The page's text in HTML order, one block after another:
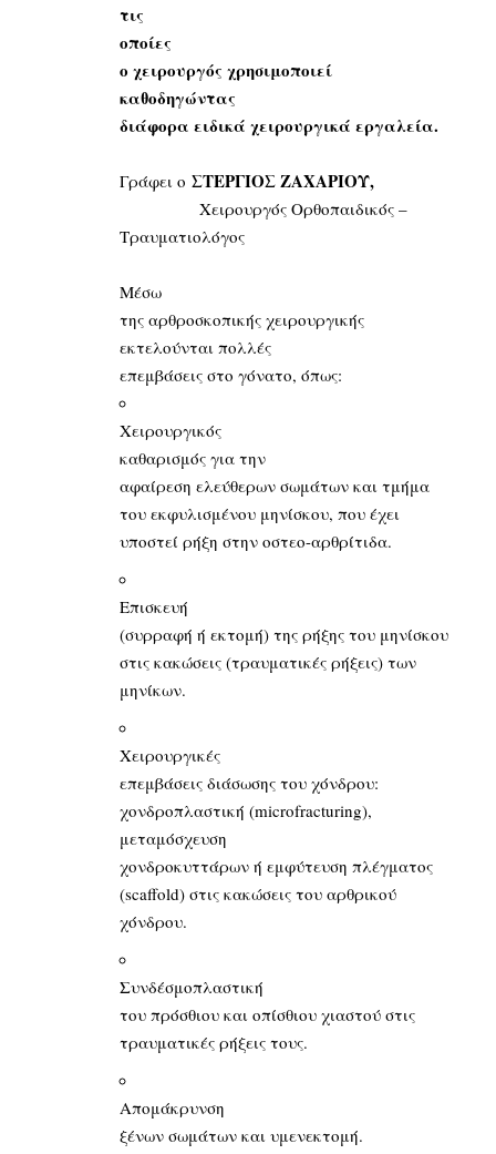
τις
οποίες
ο χειρουργός χρησιμοποιεί
καθοδηγώντας
διάφορα ειδικά χειρουργικά εργαλεία.
Γράφει ο ΣΤΕΡΓΙΟΣ ΖΑΧΑΡΙΟΥ,
Χειρουργός Oρθοπαιδικός –
Τραυματιολόγος
Μέσω
της αρθροσκοπικής χειρουργικής
εκτελούνται πολλές
επεμβάσεις στο γόνατο, όπως:
Χειρουργικός
καθαρισμός για την
αφαίρεση ελεύθερων σωμάτων και τμήμα
του εκφυλισμένου μηνίσκου, που έχει
υποστεί ρήξη στην οστεο-αρθρίτιδα.
Επισκευή
(συρραφή ή εκτομή) της ρήξης του μηνίσκου
στις κακώσεις (τραυματικές ρήξεις) των
μηνίκων.
Χειρουργικές
επεμβάσεις διάσωσης του χόνδρου:
χονδροπλαστική (microfracturing),
μεταμόσχευση
χονδροκυττάρων ή εμφύτευση πλέγματος
(scaffold) στις κακώσεις του αρθρικού
χόνδρου.
Συνδέσμοπλαστική
του πρόσθιου και οπίσθιου χιαστού στις
τραυματικές ρήξεις τους.
Απομάκρυνση
ξένων σωμάτων και υμενεκτομή.